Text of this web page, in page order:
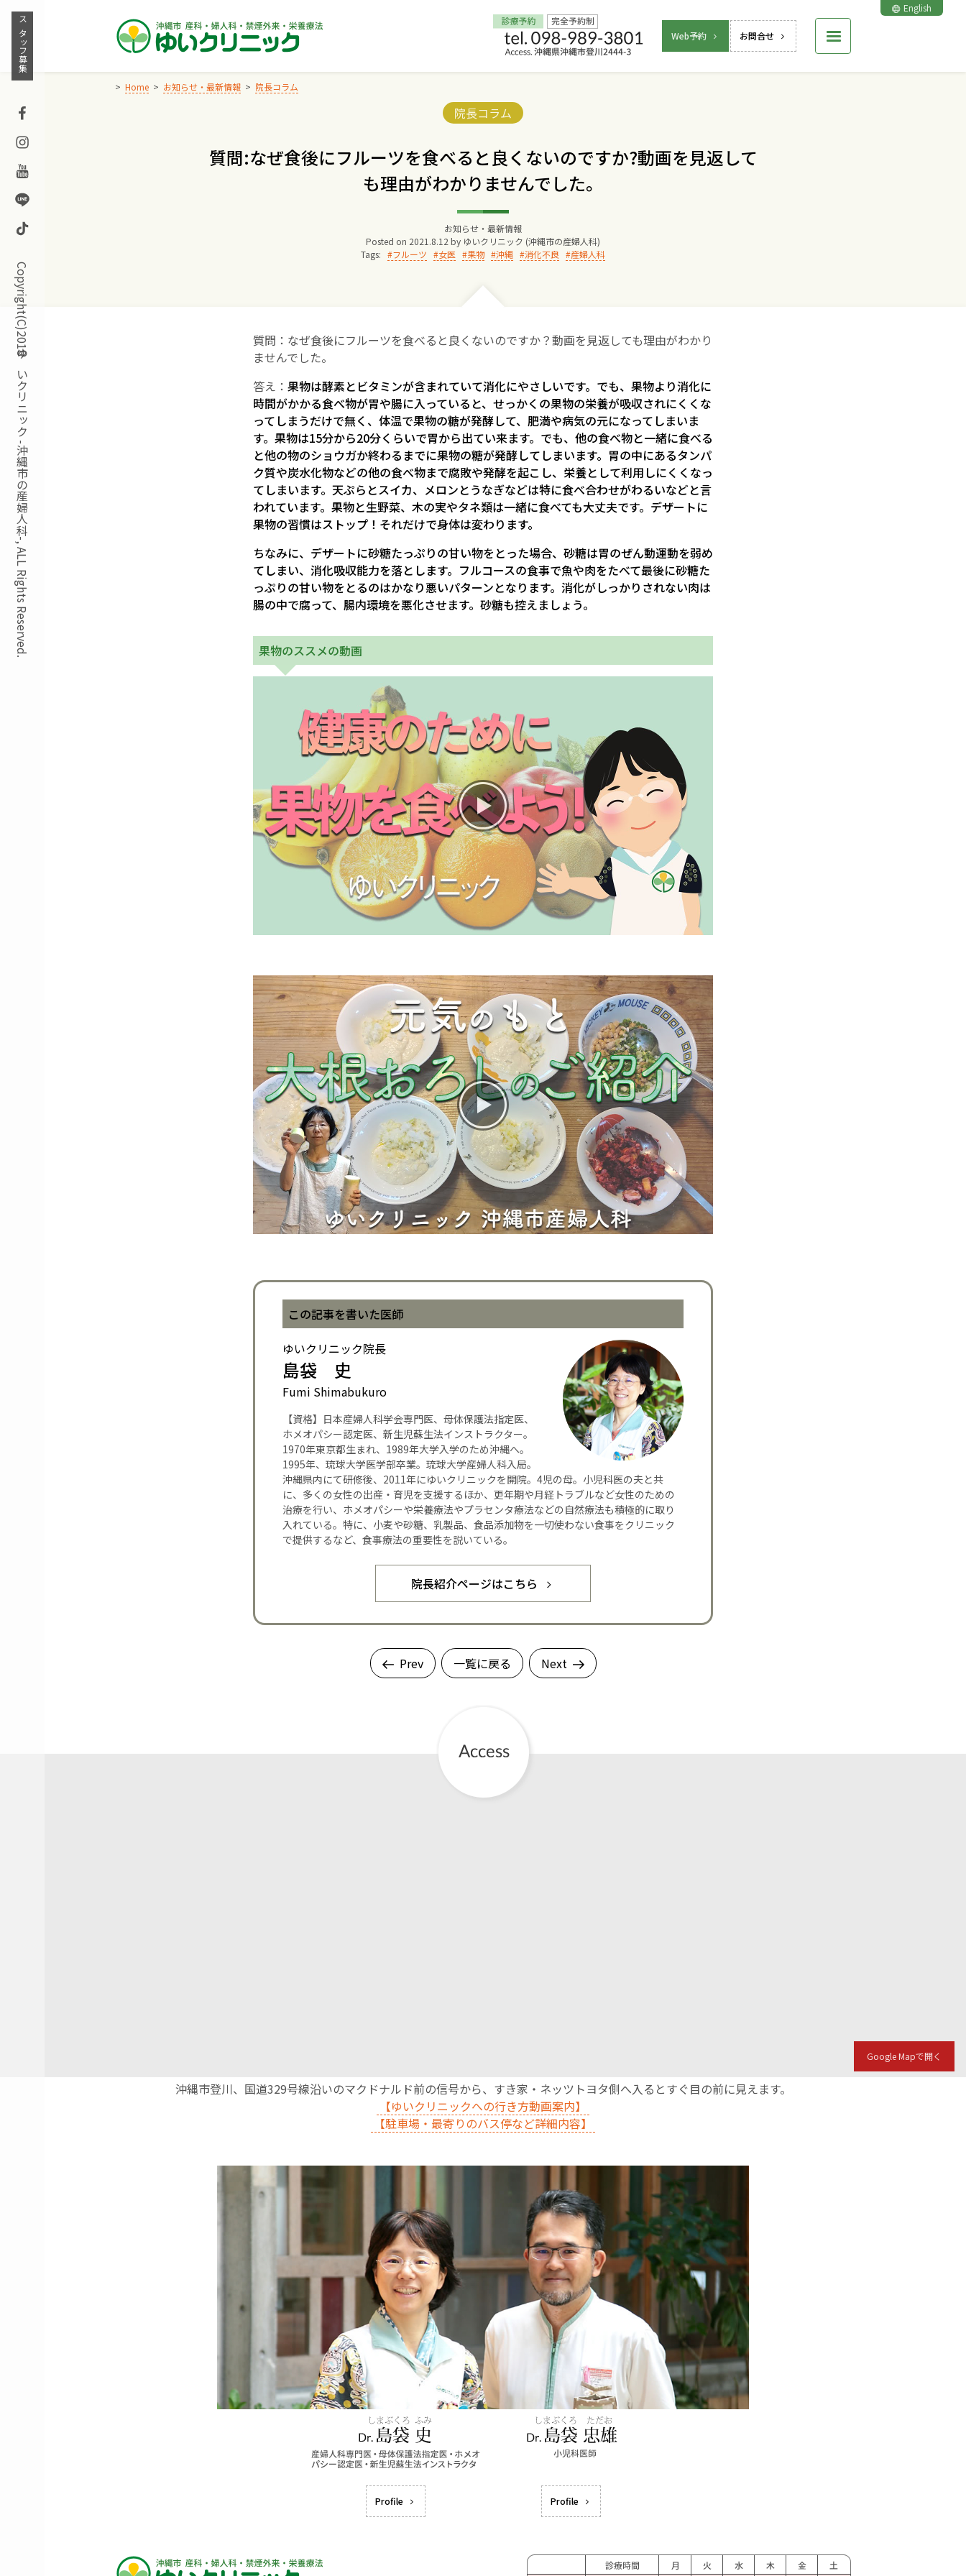
Skip
content
Web予約 お問合せ
English
スタッフ募集
Facebook
Instagram
Youtube
Line
TikTok
Copyright(C)2018ゆいクリニック -沖縄市の産婦人科-, ALL Rights Reserved.
Home お知らせ・最新情報 院長コラム
Categories:
院長コラム
質問:なぜ食後にフルーツを食べると良くないのですか?動画を見返して
も理由がわかりませんでした。
お知らせ・最新情報
Posted on 2021.8.12 by ゆいクリニック (沖縄市の産婦人科)
Tags:
フルーツ 女医 果物 沖縄 消化不良 産婦人科
質問：なぜ食後にフルーツを食べると良くないのですか？動画を見返しても理由がわかり
ませんでした。
答え： 果物は酵素とビタミンが含まれていて消化にやさしいです。でも、果物より消化に
時間がかかる食べ物が胃や腸に入っていると、せっかくの果物の栄養が吸収されにくくな
ってしまうだけで無く、体温で果物の糖が発酵して、肥満や病気の元になってしまいま
す。果物は15分から20分くらいで胃から出てい来ます。でも、他の食べ物と一緒に食べる
と他の物のショウガか終わるまでに果物の糖が発酵してしまいます。胃の中にあるタンパ
ク質や炭水化物などの他の食べ物まで腐敗や発酵を起こし、栄養として利用しにくくなっ
てしまいます。天ぷらとスイカ、メロンとうなぎなどは特に食べ合わせがわるいなどと言
われています。果物と生野菜、木の実やタネ類は一緒に食べても大丈夫です。デザートに
果物の習慣はストップ！それだけで身体は変わります。
ちなみに、デザートに砂糖たっぷりの甘い物をとった場合、砂糖は胃のぜん動運動を弱め
てしまい、消化吸収能力を落とします。フルコースの食事で魚や肉をたべて最後に砂糖た
っぷりの甘い物をとるのはかなり悪いパターンとなります。消化がしっかりされない肉は
腸の中で腐って、腸内環境を悪化させます。砂糖も控えましょう。
果物のススメの動画
この記事を書いた医師
ゆいクリニック院長
島袋 史
Fumi Shimabukuro
【資格】日本産婦人科学会専門医、母体保護法指定医、
ホメオパシー認定医、新生児蘇生法インストラクター。
1970年東京都生まれ、1989年大学入学のため沖縄へ。
1995年、琉球大学医学部卒業。琉球大学産婦人科入局。
沖縄県内にて研修後、2011年にゆいクリニックを開院。4児の母。小児科医の夫と共
に、多くの女性の出産・育児を支援するほか、更年期や月経トラブルなど女性のための
治療を行い、ホメオパシーや栄養療法やプラセンタ療法などの自然療法も積極的に取り
入れている。特に、小麦や砂糖、乳製品、食品添加物を一切使わない食事をクリニック
で提供するなど、食事療法の重要性を説いている。
院長紹介ページはこちら
Prev 一覧に戻る Next
Google Mapで開く
沖縄市登川、国道329号線沿いのマクドナルド前の信号から、すき家・ネッツトヨタ側へ入るとすぐ目の前に見えます。
【ゆいクリニックへの行き方動画案内】
【駐車場・最寄りのバス停など詳細内容】
Profile Profile
Home
交通アクセス
院長からのごあいさつ
ゆいクリニックの経営理念
お産について
親と子の結びつき支援
母乳育児
予防接種
その他の診療内容
‘さんルーム’ でさまざまな講座・クラス
遠方にお住まいで当院での出産を希望される方へ
医師プロフィール
English Page